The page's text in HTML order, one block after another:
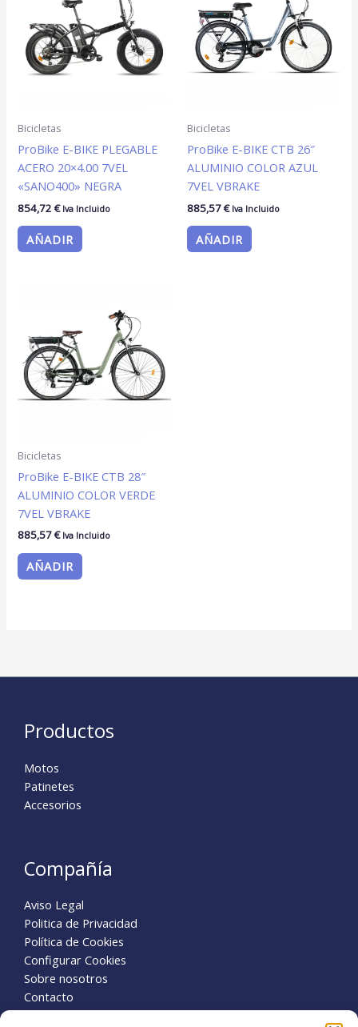
Bicicletas
ProBike E-BIKE PLEGABLE
ACERO 20×4.00 7VEL
«SANO400» NEGRA
854,72€ Iva Incluido
AÑADIR
Bicicletas
ProBike E-BIKE CTB 26″
ALUMINIO COLOR AZUL
7VEL VBRAKE
885,57€ Iva Incluido
AÑADIR
Bicicletas
ProBike E-BIKE CTB 28″
ALUMINIO COLOR VERDE
7VEL VBRAKE
885,57€ Iva Incluido
AÑADIR
Productos
Motos
Patinetes
Accesorios
Compañía
Aviso Legal
Politica de Privacidad
Política de Cookies
Configurar Cookies
Sobre nosotros
Contacto